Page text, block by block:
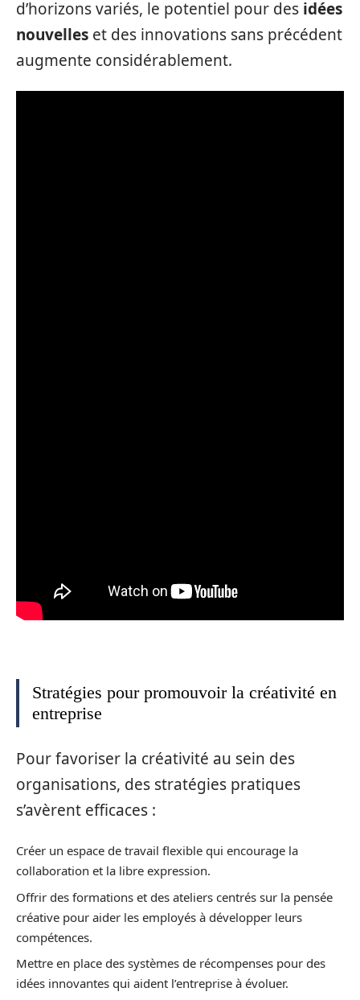
d’horizons variés, le potentiel pour des idées
nouvelles et des innovations sans précédent
augmente considérablement.
Stratégies pour promouvoir la créativité en
entreprise
Pour favoriser la créativité au sein des
organisations, des stratégies pratiques
s’avèrent efficaces :
Créer un espace de travail flexible qui encourage la
collaboration et la libre expression.
Offrir des formations et des ateliers centrés sur la pensée
créative pour aider les employés à développer leurs
compétences.
Mettre en place des systèmes de récompenses pour des
idées innovantes qui aident l’entreprise à évoluer.